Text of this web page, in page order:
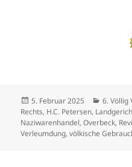
Veröffentlicht
am
5. Februar 2025 6. Völlig
Rechts, H.C. Petersen,
Naziwarenhandel,Overbeck,
Verleumdung,völkische